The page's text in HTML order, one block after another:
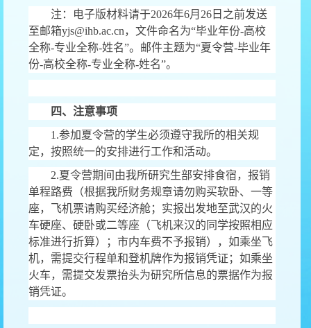
注：电子版材料请于2026年6月 26 日之前发送
至邮箱yjs@ihb.ac.cn，文件命名为“毕业年份-高校
全称-专业全称-姓名”。邮件主题为“夏令营-毕业年
份-高校全称-专业全称-姓名”。
四、注意事项
1.参加夏令营的学生必须遵守我所的相关规
定，按照统一的安排进行工作和活动。
2.夏令营期间由我所研究生部安排食宿，报销
单程路费（根据我所财务规章请勿购买软卧、一等
座，飞机票请购买经济舱；实报出发地至武汉的火
车硬座、硬卧或二等座（飞机来汉的同学按照相应
标准进行折算）；市内车费不予报销），如乘坐飞
机，需提交行程单和登机牌作为报销凭证；如乘坐
火车，需提交发票抬头为研究所信息的票据作为报
销凭证。